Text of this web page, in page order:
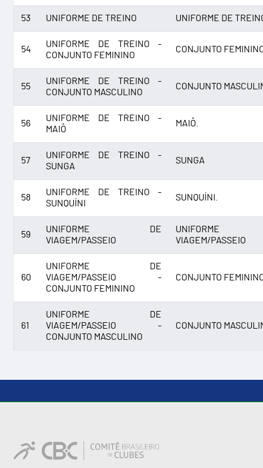
53 UNIFORME DE TREINO UNIFORME DE
54
UNIFORME DE TREINO -
CONJUNTO FEMININO
CONJUNTO
55
UNIFORME DE TREINO -
CONJUNTO MASCULINO
CONJUNTO
56
UNIFORME DE TREINO -
MAIÔ
MAIÔ.
57
UNIFORME DE TREINO -
SUNGA
SUNGA
58
UNIFORME DE TREINO -
SUNQUÍNI
SUNQUÍNI.
59
UNIFORME DE
VIAGEM/PASSEIO
VIAGEM/PASSEIO
60
UNIFORME DE
VIAGEM/PASSEIO -
CONJUNTO FEMININO
CONJUNTO
61
UNIFORME DE
VIAGEM/PASSEIO -
CONJUNTO MASCULINO
CONJUNTO